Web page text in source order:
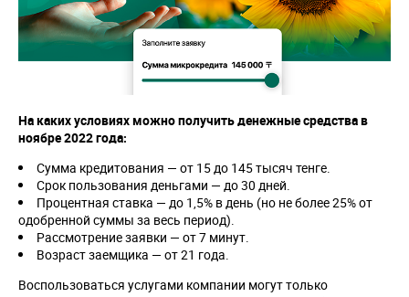
На каких условиях можно получить денежные средства в
ноябре 2022 года:
Сумма кредитования — от 15 до 145 тысяч тенге.
Срок пользования деньгами — до 30 дней.
Процентная ставка — до 1,5% в день (но не более 25% от
одобренной суммы за весь период).
Рассмотрение заявки — от 7 минут.
Возраст заемщика — от 21 года.
Воспользоваться услугами компании могут только